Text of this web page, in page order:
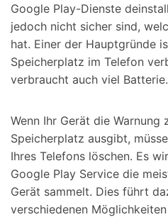
Google Play-Dienste
jedoch nicht sicher sind,
hat. Einer der Hauptgründe
Speicherplatz im Telefon
verbraucht auch viel Batterie.
Wenn Ihr Gerät die Warnung
Speicherplatz ausgibt,
Ihres Telefons löschen. Es
Google Play Service die
Gerät sammelt. Dies führt
verschiedenen